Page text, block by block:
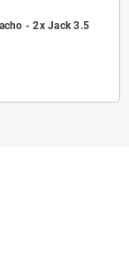
- 2x Jack 3.5